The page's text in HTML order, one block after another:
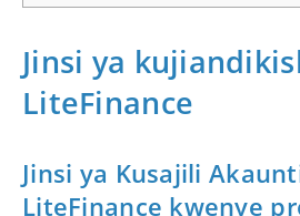
Jinsi ya
LiteFinance
Jinsi ya Kusajili
LiteFinance kwenye